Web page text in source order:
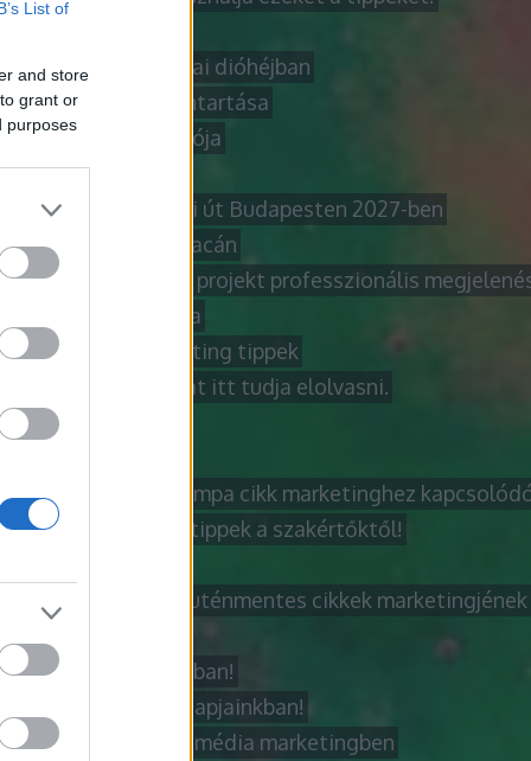
List of
and store
grant or
purposes
marketing alapjai dióhéjban
roller karbantartása
vásárlás útmutatója
üzleti tanácsok
karrierfrissítési út Budapesten 2027-ben
virágzó piacán
lakásfelújítási projekt professzionális
cikk azok számára
internetes marketing tippek
laptop tanácsokat itt tudja elolvasni.
módja annak
útmutató a netlámpa cikk marketinghez
videó marketing tippek a szakértőktől!
és a gluténmentes cikkek
Ki is Ő valójában!
jelentősége napjainkban!
a közösségi média marketingben